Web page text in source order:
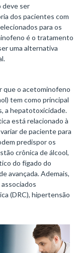
deve ser
dos pacientes com
para os
é o tratamento
uma alternativa
que o acetominofeno
tem como principal
a hepatotoxicidade.
está relacionado à
de paciente para
predispor os
crônica de álcool,
do fígado do
avançada. Ademais,
(DRC), hipertensão